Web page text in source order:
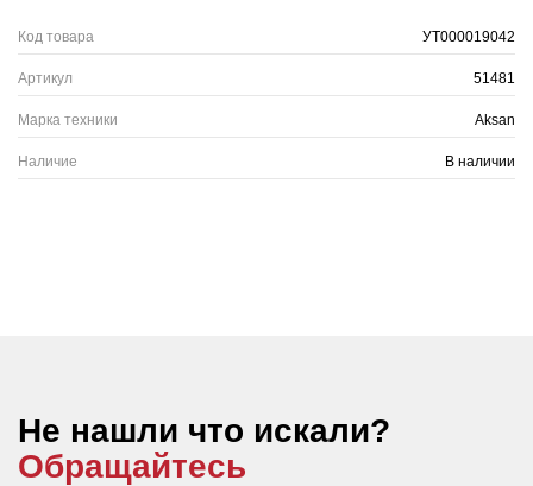
Код товара УТ000019042
Артикул 51481
Марка техники Aksan
Наличие В наличии
Не нашли что искали?
Обращайтесь